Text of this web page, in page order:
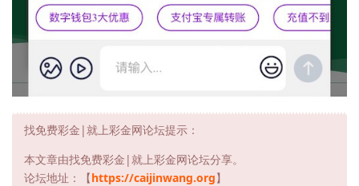
找免费彩金|就上彩金网论坛提示：
本文章由找免费彩金|就上彩金网论坛分享。
论坛地址：【https://caijinwang.org】